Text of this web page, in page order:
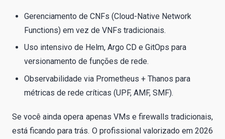
Gerenciamento de CNFs (Cloud-Native Network
Functions) em vez de VNFs tradicionais.
Uso intensivo de Helm, Argo CD e GitOps para
versionamento de funções de rede.
Observabilidade via Prometheus + Thanos para
métricas de rede críticas (UPF, AMF, SMF).
Se você ainda opera apenas VMs e firewalls tradicionais,
está ficando para trás. O profissional valorizado em 2026